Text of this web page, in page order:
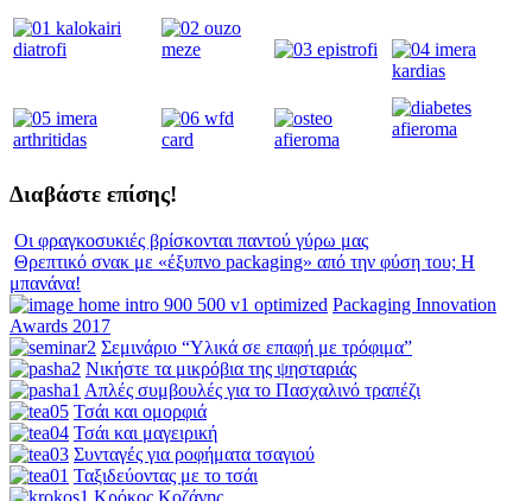
Διαβάστε επίσης!
Οι φραγκοσυκιές βρίσκονται παντού γύρω μας
Θρεπτικό σνακ με «έξυπνο packaging» από την φύση του; Η
μπανάνα!
Packaging Innovation
Awards 2017
Σεμινάριο “Υλικά σε επαφή με τρόφιμα”
Νικήστε τα μικρόβια της ψησταριάς
Απλές συμβουλές για το Πασχαλινό τραπέζι
Τσάι και ομορφιά
Τσάι και μαγειρική
Συνταγές για ροφήματα τσαγιού
Ταξιδεύοντας με το τσάι
Κρόκος Κοζάνης